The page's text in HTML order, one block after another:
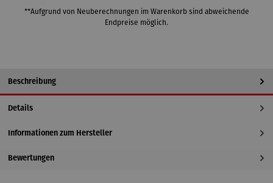
**Aufgrund von Neuberechnungen im Warenkorb sind abweichende
Endpreise möglich.
Beschreibung
Details
Informationen zum Hersteller
Bewertungen